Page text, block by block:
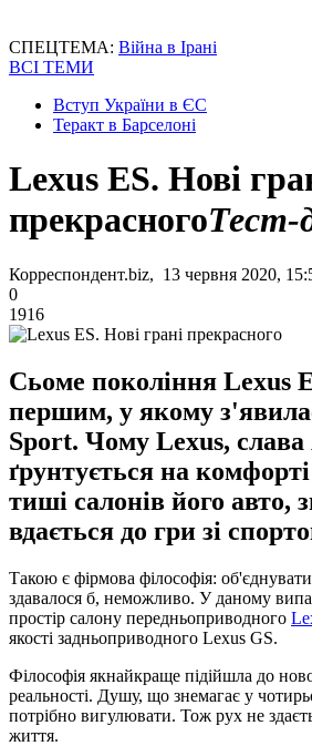
СПЕЦТЕМА: Війна в Ірані
ВСІ ТЕМИ
Вступ України в ЄС
Теракт в Барселоні
Lexus ES. Нові
прекрасногоТест-
Корреспондент.biz, 13 червня 2020,
0
1916
Сьоме покоління Lexus
першим, у якому
Sport. Чому Lexus, слава
ґрунтується на
тиші салонів його авто,
вдається до гри зі
Такою є фірмова філософія:
здавалося б, неможливо. У даному
простір салону передньоприводного
якості задньоприводного Lexus GS.
Філософія якнайкраще підійшла до
реальності. Душу, що знемагає у
потрібно вигулювати. Тож рух не
життя.